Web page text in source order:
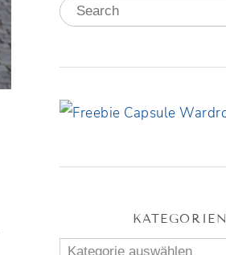
KATEGORIEN